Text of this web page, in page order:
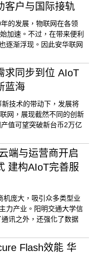
客户与国际接轨
的发展，物联网在各领
加速。不过，在带来便利
逐渐浮现。因此安华联网
求同步到位 AIoT
蓝海
技术的带动下，发展将
网，展现截然不同的创新
值可望突破新台币2万亿
端与运营商开启
建构AIoT完善服
机庞大，吸引众多类型业
力产业。阳明交通大学信
讯之外，还强化了数据
Flash效能 华